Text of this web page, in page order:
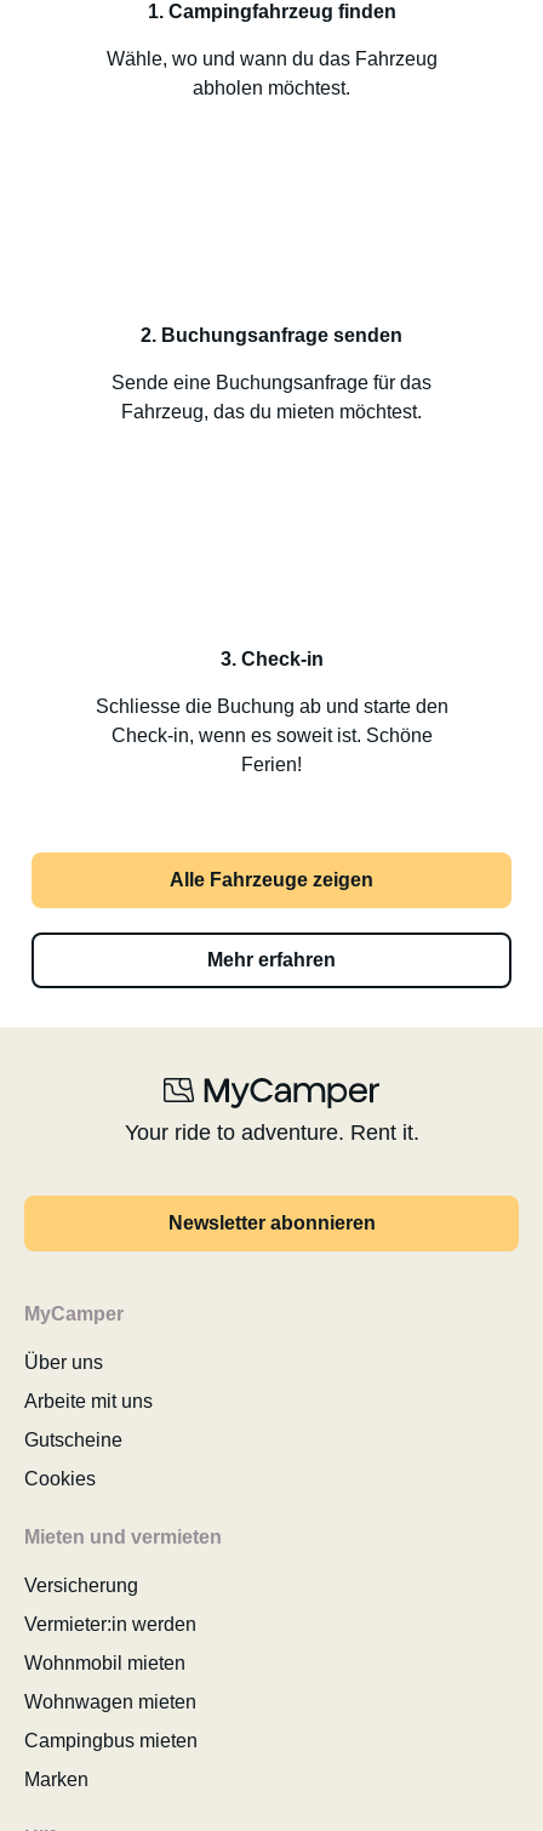
1. Campingfahrzeug finden
Wähle, wo und wann du das Fahrzeug
abholen möchtest.
2. Buchungsanfrage senden
Sende eine Buchungsanfrage für das
Fahrzeug, das du mieten möchtest.
3. Check-in
Schliesse die Buchung ab und starte den
Check-in, wenn es soweit ist. Schöne
Ferien!
Alle Fahrzeuge zeigen
Mehr erfahren
Your ride to adventure. Rent it.
Newsletter abonnieren
MyCamper
Über uns
Arbeite mit uns
Gutscheine
Cookies
Mieten und vermieten
Versicherung
Vermieter:in werden
Wohnmobil mieten
Wohnwagen mieten
Campingbus mieten
Marken